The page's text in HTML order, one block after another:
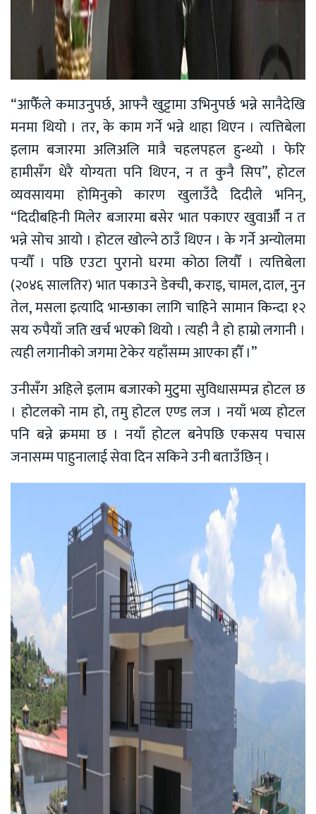
“आफैँले कमाउनुपर्छ, आफ्नै खुट्टामा उभिनुपर्छ भन्ने सानैदेखि
मनमा थियो । तर, के काम गर्ने भन्ने थाहा थिएन । त्यत्तिबेला
इलाम बजारमा अलिअलि मात्रै चहलपहल हुन्थ्यो । फेरि
हामीसँग धेरै योग्यता पनि थिएन, न त कुनै सिप”, होटल
व्यवसायमा होमिनुको कारण खुलाउँदै दिदीले भनिन्,
“दिदीबहिनी मिलेर बजारमा बसेर भात पकाएर खुवाऔँ न त
भन्ने सोच आयो । होटल खोल्ने ठाउँ थिएन । के गर्ने अन्योलमा
पर्‍यौँ । पछि एउटा पुरानो घरमा कोठा लियौँ । त्यत्तिबेला
(२०४६ सालतिर) भात पकाउने डेक्ची, कराइ, चामल, दाल, नुन
तेल, मसला इत्यादि भान्छाका लागि चाहिने सामान किन्दा १२
सय रुपैयाँ जति खर्च भएको थियो । त्यही नै हो हाम्रो लगानी ।
त्यही लगानीको जगमा टेकेर यहाँसम्म आएका हौँ ।”
उनीसँग अहिले इलाम बजारको मुटुमा सुविधासम्पन्न होटल छ
। होटलको नाम हो, तमु होटल एण्ड लज । नयाँ भव्य होटल
पनि बन्ने क्रममा छ । नयाँ होटल बनेपछि एकसय पचास
जनासम्म पाहुनालाई सेवा दिन सकिने उनी बताउँछिन् ।